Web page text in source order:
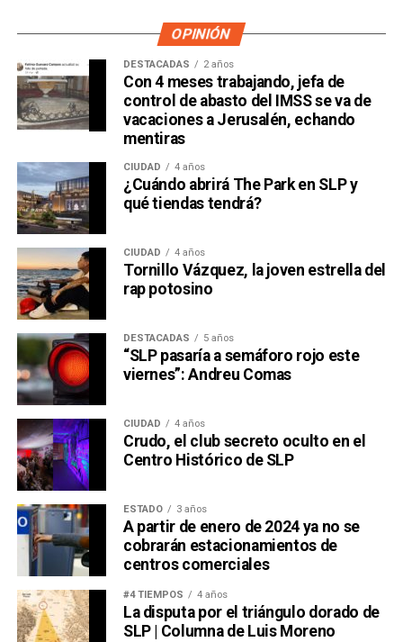
OPINIÓN
DESTACADAS 2 años
Con 4 meses trabajando, jefa de
control de abasto del IMSS se va de
vacaciones a Jerusalén, echando
mentiras
CIUDAD 4 años
¿Cuándo abrirá The Park en SLP y
qué tiendas tendrá?
CIUDAD 4 años
Tornillo Vázquez, la joven estrella del
rap potosino
DESTACADAS 5 años
“SLP pasaría a semáforo rojo este
viernes”: Andreu Comas
CIUDAD 4 años
Crudo, el club secreto oculto en el
Centro Histórico de SLP
ESTADO 3 años
A partir de enero de 2024 ya no se
cobrarán estacionamientos de
centros comerciales
#4 TIEMPOS 4 años
La disputa por el triángulo dorado de
SLP | Columna de Luis Moreno